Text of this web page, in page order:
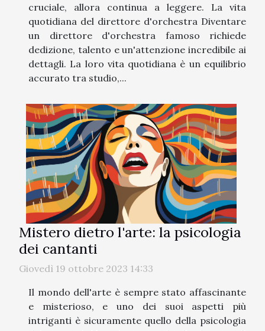
cruciale, allora continua a leggere. La vita
quotidiana del direttore d'orchestra Diventare
un direttore d'orchestra famoso richiede
dedizione, talento e un'attenzione incredibile ai
dettagli. La loro vita quotidiana è un equilibrio
accurato tra studio,...
Mistero dietro l'arte: la psicologia
dei cantanti
Giovedì 19 ottobre 2023 14:33
Il mondo dell'arte è sempre stato affascinante
e misterioso, e uno dei suoi aspetti più
intriganti è sicuramente quello della psicologia